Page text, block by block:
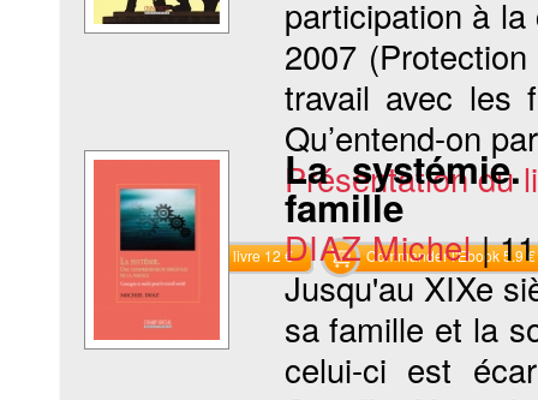
participation à
2007
travail avec les
Qu’entend-on
Présentation du
Commander le livre 12 € Commander l'Ebook 5.9 €
La
famille
DIAZ Michel |
Jusqu'au XIXe
sa famille et la
celui-ci est